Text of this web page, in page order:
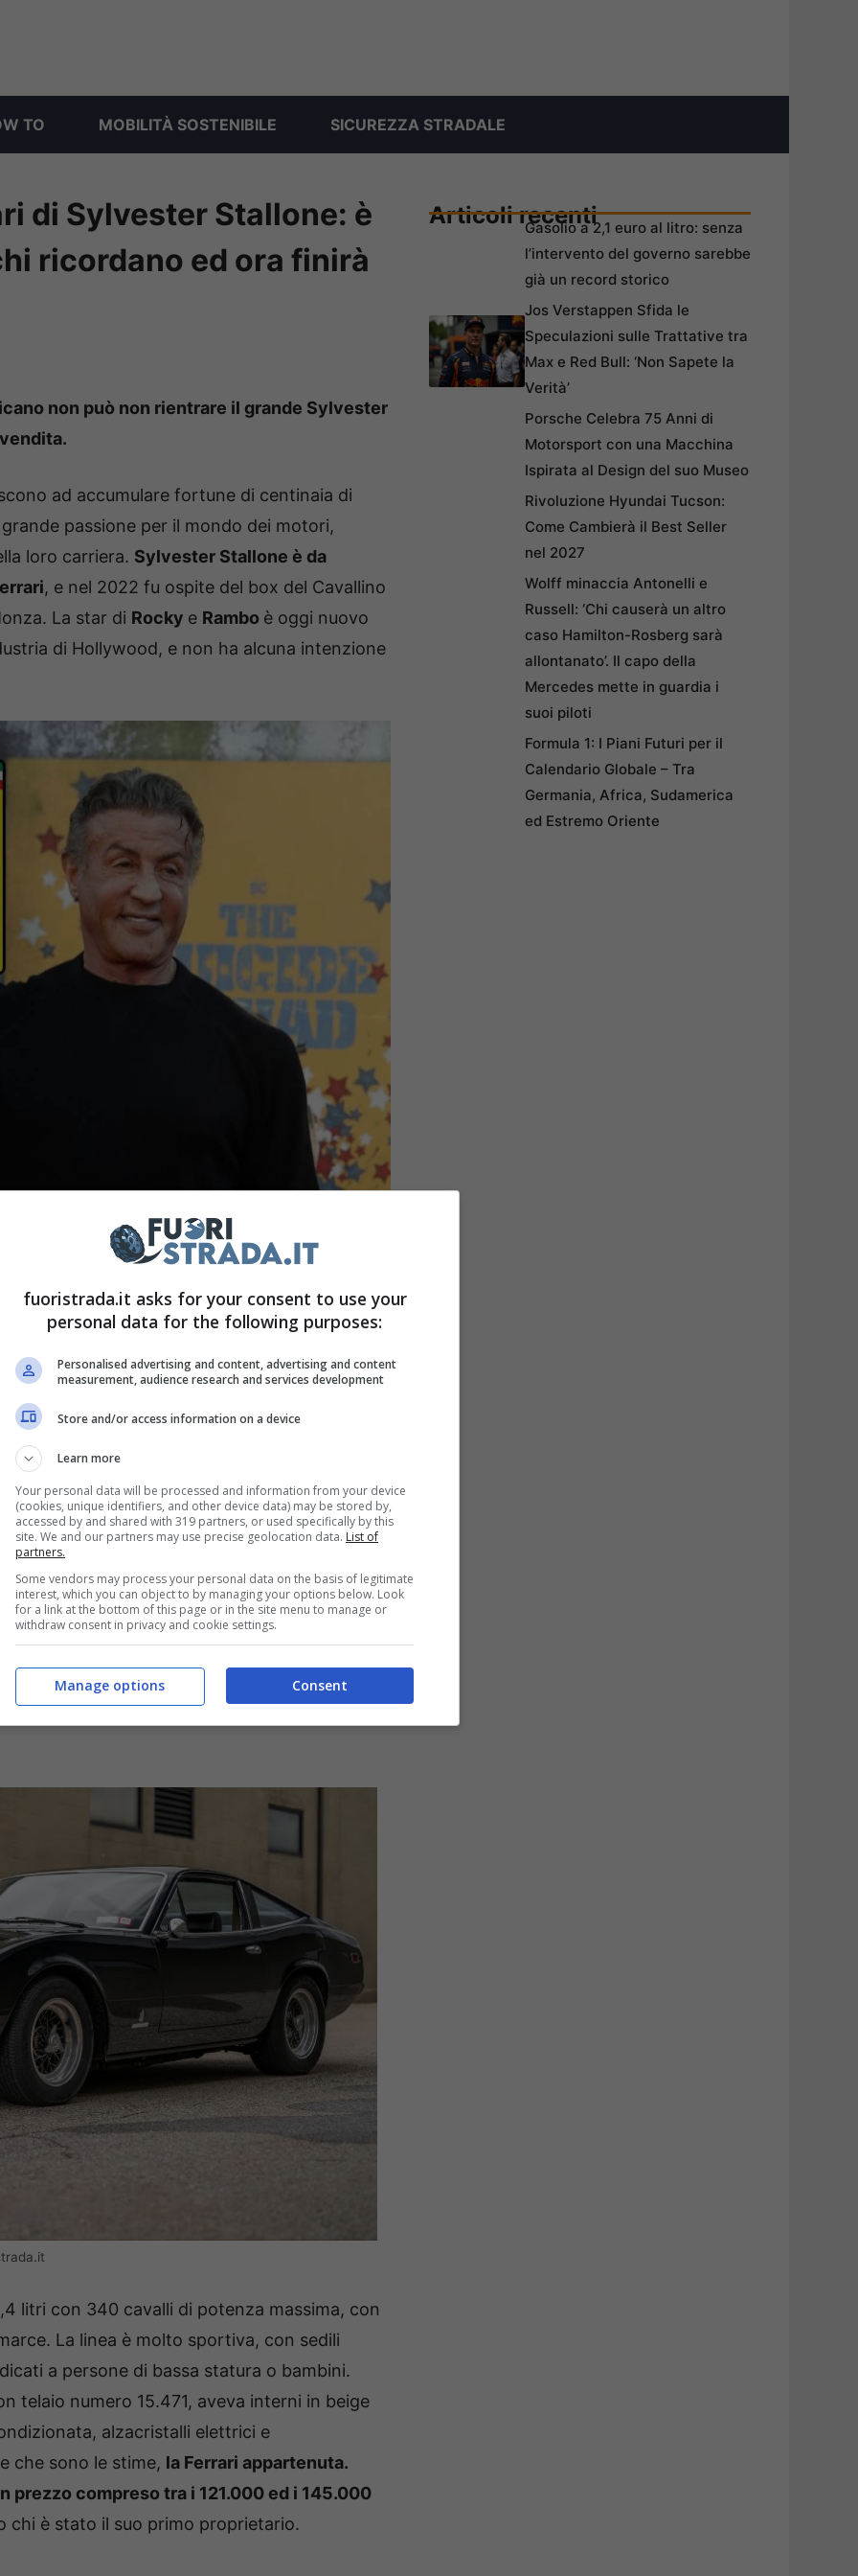
TO MOBILITÀ SOSTENIBILE SICUREZZA STRADALE
di Sylvester Stallone: è
ricordano ed ora finirà
non può non rientrare il grande Sylvester
ad accumulare fortune di centinaia di
passione per il mondo dei motori,
loro carriera. Sylvester Stallone è da
, e nel 2022 fu ospite del box del Cavallino
La star di Rocky e Rambo è oggi nuovo
di Hollywood, e non ha alcuna intenzione
senza dimenticare quelle che
LamborghiniLM002 della saga Rocky.
splendida Ferrari di Stallone che ora è
tante altre aste di supercar è sicuramente più
è quello di un’utilitaria, ma chi può vantare
pensare a questo acquisto.
Stallone è in vendita
Ferrarie possiede diverse auto del
è stato avvistato più volte. Tuttavia,
all’asta la 365 GTC/4 del 1972, che l’attore
mano. Si trattò della prima sportiva, della
riuscì ad acquistare, una volta acquisita
di Ginevra del 1971, sono state prodotte
ai mercati degli USA e del Canada. Rimpiazzò
litri con 340 cavalli di potenza massima, con
La linea è molto sportiva, con sedili
a persone di bassa statura o bambini.
telaio numero 15.471, aveva interni in beige
alzacristalli elettrici e
che sono le stime, la Ferrari appartenuta.
prezzo compreso tra i 121.000 ed i 145.000
chi è stato il suo primo proprietario.
Articoli recentiGasolio a 2,1 euro al litro: senza
l’intervento del governo sarebbe
già un record storico
Jos Verstappen Sfida le
Speculazioni sulle Trattative tra
Max e Red Bull: ‘Non Sapete la
Verità’
Porsche Celebra 75 Anni di
Motorsport con una Macchina
Ispirata al Design del suo Museo
Rivoluzione Hyundai Tucson:
Come Cambierà il Best Seller
nel 2027
Wolff minaccia Antonelli e
Russell: ‘Chi causerà un altro
caso Hamilton-Rosberg sarà
allontanato’. Il capo della
Mercedes mette in guardia i
suoi piloti
Formula 1: I Piani Futuri per il
Calendario Globale – Tra
Germania, Africa, Sudamerica
ed Estremo Oriente
fuoristrada.it asks for your consent to use your
personal data for the following purposes:
Personalised advertising and content, advertising and content
measurement, audience research and services development
Store and/or access information on a device
Learn more
Your personal data will be processed and information from your device
(cookies, unique identifiers, and other device data) may be stored by,
accessed by and shared with 319 partners, or used specifically by this
site. We and our partners may use precise geolocation data. List of
partners.
Some vendors may process your personal data on the basis of legitimate
interest, which you can object to by managing your options below. Look
for a link at the bottom of this page or in the site menu to manage or
withdraw consent in privacy and cookie settings.
Consent
Manage options